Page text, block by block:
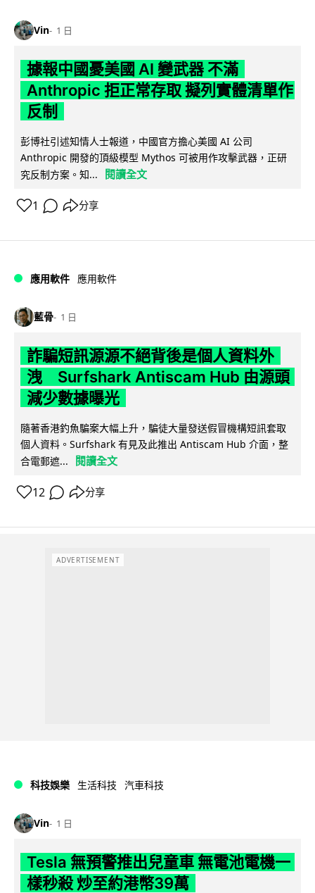
Vin 1 日
據報中國憂美國 AI 變武器 不滿
Anthropic 拒正常存取 擬列實體清單作
反制
彭博社引述知情人士報道，中國官方擔心美國 AI 公司
Anthropic 開發的頂級模型 Mythos 可被用作攻擊武器，正研
究反制方案。知...
閱讀全文
1 分享
應用軟件 應用軟件
藍骨 1 日
詐騙短訊源源不絕背後是個人資料外
洩 Surfshark Antiscam Hub 由源頭
減少數據曝光
隨著香港釣魚騙案大幅上升，騙徒大量發送假冒機構短訊套取
個人資料。Surfshark 有見及此推出 Antiscam Hub 介面，整
合電郵遮...
閱讀全文
12 分享
ADVERTISEMENT
科技娛樂 生活科技 汽車科技
Vin 1 日
Tesla 無預警推出兒童車 無電池電機一
樣秒殺 炒至約港幣39萬